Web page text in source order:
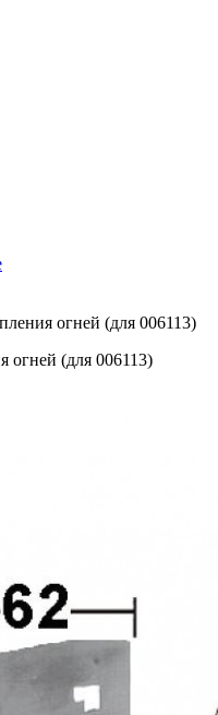
огней (для 006113)
огней (для 006113)